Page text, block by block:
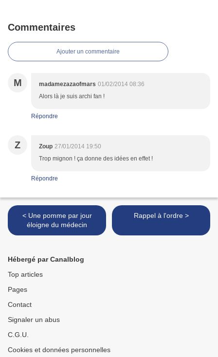
Commentaires
Ajouter un commentaire
M madamezazaofmars 01/02/2014 08:36
Alors là je suis archi fan !
Répondre
Z Zoup 27/01/2014 19:50
Trop mignon ! ça donne des idées en effet !
Répondre
< Une pomme par jour
éloigne du médecin
Rappel à l'ordre >
Hébergé par Canalblog
Top articles
Pages
Contact
Signaler un abus
C.G.U.
Cookies et données personnelles